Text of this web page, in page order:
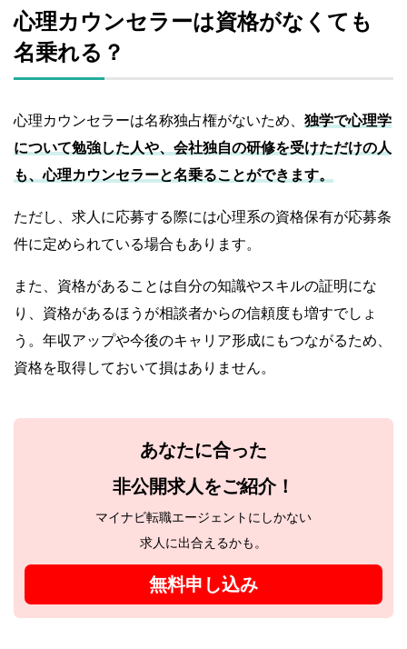
心理カウンセラーは資格がなくても
名乗れる？
心理カウンセラーは名称独占権がないため、 独学で心理学
について勉強した人や、会社独自の研修を受けただけの人
も、心理カウンセラーと名乗ることができます。
ただし、求人に応募する際には心理系の資格保有が応募条
件に定められている場合もあります。
また、資格があることは自分の知識やスキルの証明にな
り、資格があるほうが相談者からの信頼度も増すでしょ
う。年収アップや今後のキャリア形成にもつながるため、
資格を取得しておいて損はありません。
あなたに合った
非公開求人をご紹介！
マイナビ転職エージェントにしかない
求人に出合えるかも。
無料申し込み